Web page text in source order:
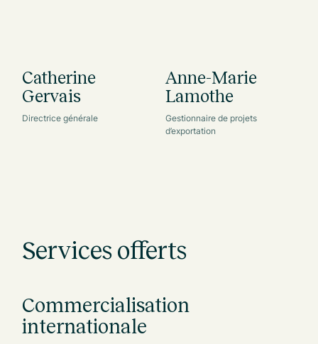
Catherine
Gervais
Directrice générale
Anne-Marie
Lamothe
Gestionnaire de projets
d’exportation
Services offerts
Commercialisation
internationale